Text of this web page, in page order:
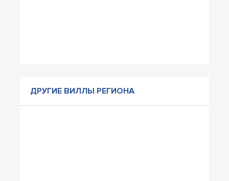
ДРУГИЕ ВИЛЛЫ РЕГИОНА